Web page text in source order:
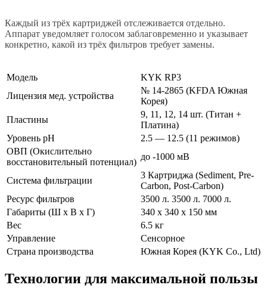
Каждый из трёх картриджей отслеживается отдельно.
Аппарат уведомляет голосом заблаговременно и указывает
конкретно, какой из трёх фильтров требует замены.
Модель
KYK RP3
Лицензия мед. устройства
№ 14-2865 (KFDA Южная
Корея)
Пластины
9, 11, 12, 14 шт. (Титан +
Платина)
Уровень pH
2.5 — 12.5 (11 режимов)
ОВП (Окислительно
восстановительный потенциал)
до -1000 мВ
Система фильтрации
3 Картриджа (Sediment, Pre-
Carbon, Post-Carbon)
Ресурс фильтров
3500 л. 3500 л. 7000 л.
Габариты (Ш х В х Г)
340 x 340 x 150 мм
Вес
6.5 кг
Управление
Сенсорное
Страна производства
Южная Корея (KYK Co., Ltd)
Технологии для максимальной пользы